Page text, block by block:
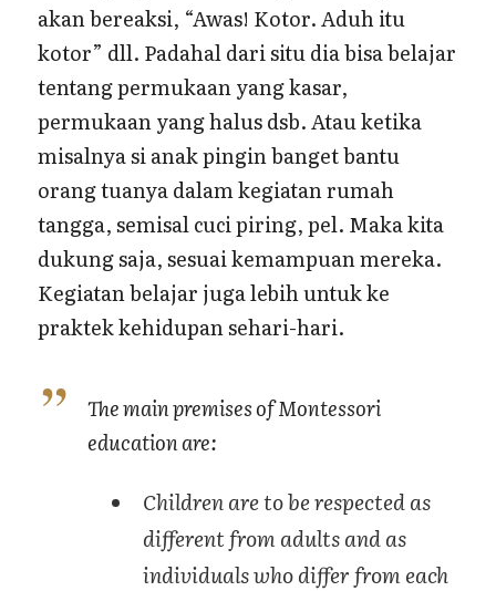
akan bereaksi, “Awas! Kotor. Aduh itu
kotor” dll. Padahal dari situ dia bisa belajar
tentang permukaan yang kasar,
permukaan yang halus dsb. Atau ketika
misalnya si anak pingin banget bantu
orang tuanya dalam kegiatan rumah
tangga, semisal cuci piring, pel. Maka kita
dukung saja, sesuai kemampuan mereka.
Kegiatan belajar juga lebih untuk ke
praktek kehidupan sehari-hari.
The main premises of Montessori
education are:
Children are to be respected as
different from adults and as
individuals who differ from each